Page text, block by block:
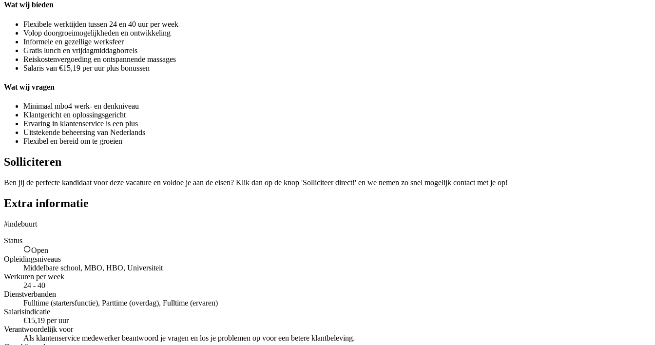
Wat wij bieden
Flexibele werktijden tussen 24 en 40 uur per week
Volop doorgroeimogelijkheden en ontwikkeling
Informele en gezellige werksfeer
Gratis lunch en vrijdagmiddagborrels
Reiskostenvergoeding en ontspannende massages
Salaris van €15,19 per uur plus bonussen
Wat wij vragen
Minimaal mbo4 werk- en denkniveau
Klantgericht en oplossingsgericht
Ervaring in klantenservice is een plus
Uitstekende beheersing van Nederlands
Flexibel en bereid om te groeien
Solliciteren
Ben jij de perfecte kandidaat voor deze vacature en voldoe je aan de eisen? Klik dan op de knop 'Solliciteer direct!' en we nemen zo snel mogelijk contact met je op!
Extra informatie
#indebuurt
Status
Open
Opleidingsniveaus
Middelbare school, MBO, HBO, Universiteit
Werkuren per week
24 - 40
Dienstverbanden
Fulltime (startersfunctie), Parttime (overdag), Fulltime (ervaren)
Salarisindicatie
€15,19 per uur
Verantwoordelijk voor
Als klantenservice medewerker beantwoord je vragen en los je problemen op voor een betere klantbeleving.